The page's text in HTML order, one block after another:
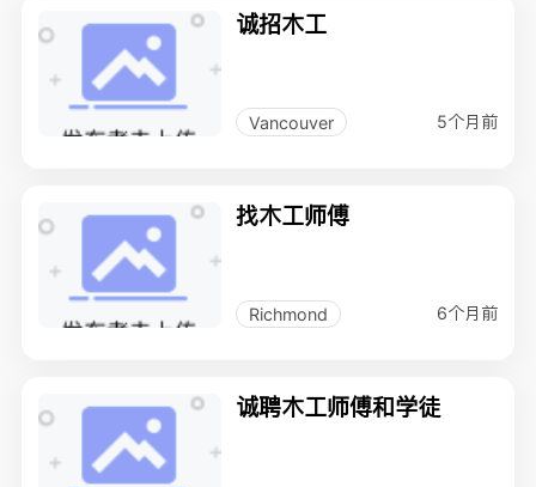
诚招木工
Vancouver 5个月前
找木工师傅
Richmond 6个月前
诚聘木工师傅和学徒